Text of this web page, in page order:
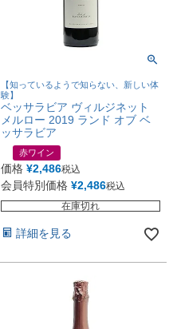
【知っているようで知らない、新しい体
験】
ベッサラビア ヴィルジネット
メルロー 2019 ランド オブ ベ
ッサラビア
赤ワイン
価格 ¥2,486税込
会員特別価格 ¥2,486税込
在庫切れ
詳細を見る